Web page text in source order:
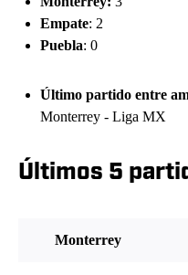
Empate: 2
Puebla: 0
Último partido entre
Monterrey - Liga MX
Últimos 5
Monterrey